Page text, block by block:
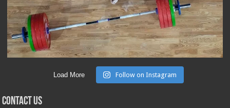
Load More Follow on Instagram
Contact Us